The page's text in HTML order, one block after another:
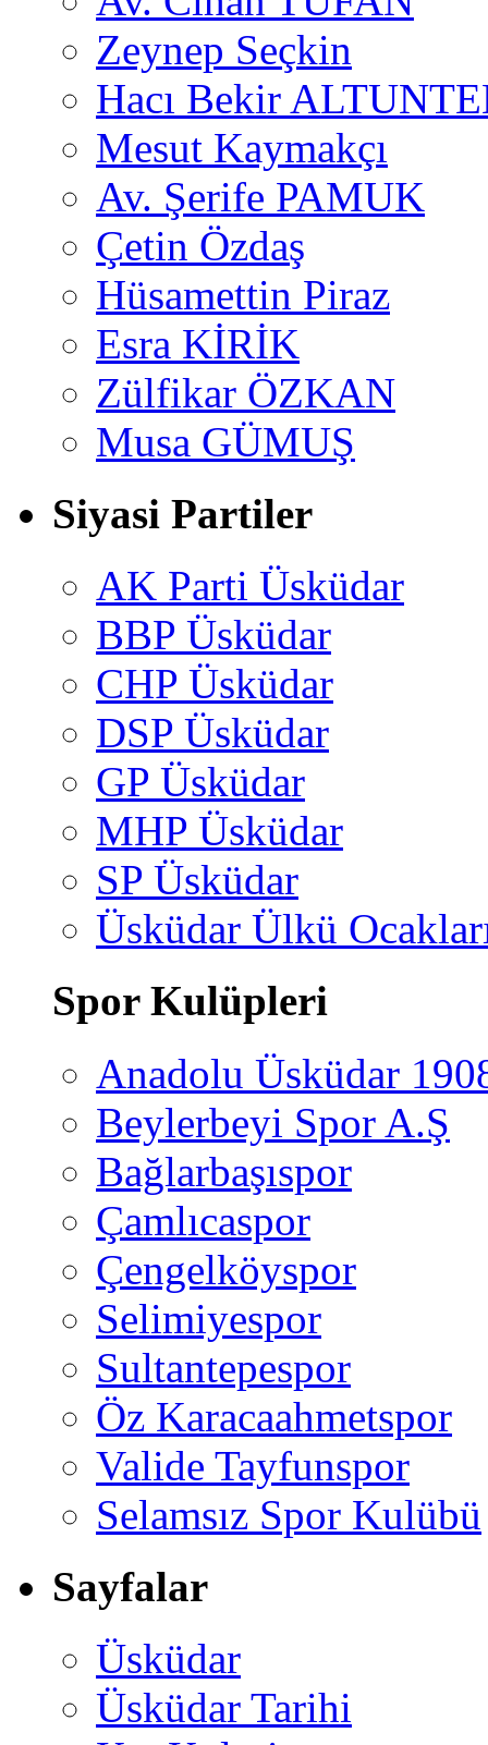
Zeynep Seçkin
Hacı Bekir
Mesut Kaymakçı
Av. Şerife PAMUK
Çetin Özdaş
Hüsamettin Piraz
Esra KİRİK
Zülfikar ÖZKAN
Musa GÜMUŞ
Siyasi Partiler
AK Parti Üsküdar
BBP Üsküdar
CHP Üsküdar
DSP Üsküdar
GP Üsküdar
MHP Üsküdar
SP Üsküdar
Üsküdar Ülkü
Spor Kulüpleri
Anadolu Üsküdar
Beylerbeyi Spor A.Ş
Bağlarbaşıspor
Çamlıcaspor
Çengelköyspor
Selimiyespor
Sultantepespor
Öz Karacaahmetspor
Valide Tayfunspor
Selamsız Spor Kulübü
Sayfalar
Üsküdar
Üsküdar Tarihi